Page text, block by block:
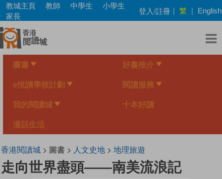
Skip
main
content
教城主頁 教師 中學生
小學生
家長
登入/註冊 | 繁 | English
圖書 好書推介
e悅讀學校計劃 閱讀服務
我的閱讀城 十本好讀
漫話生活
香港閱讀城> 圖書 > 人文史地> 地理旅遊
走向世界盡頭——南美流浪記